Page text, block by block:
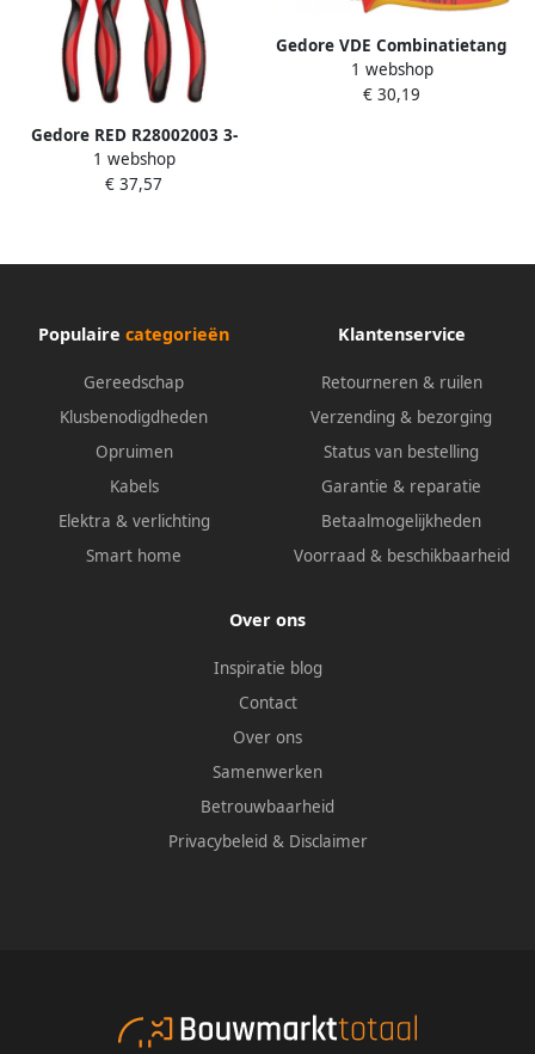
Gedore RED R28002003 3-
delige Tangenset 2C-greep
3301155 R28002003
1 webshop
€ 37,57
Gedore VDE Combinatietang
| 180 H 1699849
1 webshop
€ 30,19
Populaire categorieën
Gereedschap
Klusbenodigdheden
Opruimen
Kabels
Elektra & verlichting
Smart home
Klantenservice
Retourneren & ruilen
Verzending & bezorging
Status van bestelling
Garantie & reparatie
Betaalmogelijkheden
Voorraad & beschikbaarheid
Over ons
Inspiratie blog
Contact
Over ons
Samenwerken
Betrouwbaarheid
Privacybeleid & Disclaimer